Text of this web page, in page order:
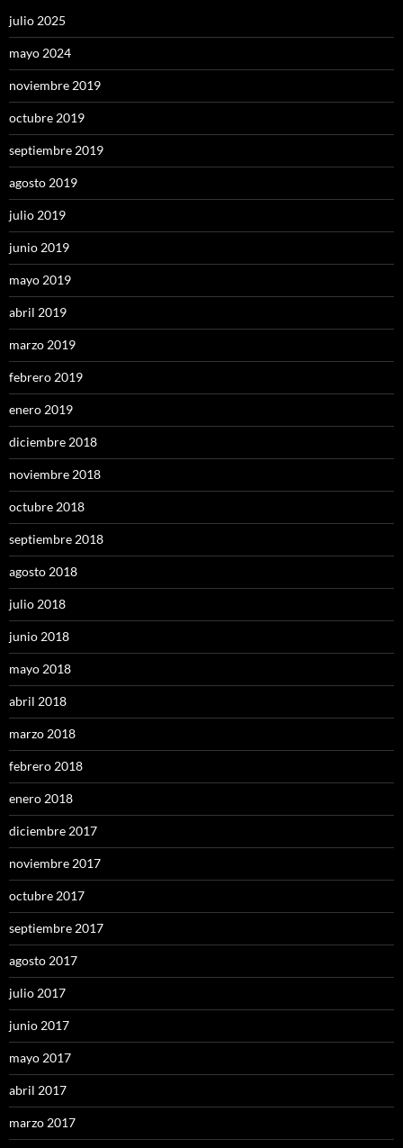
julio 2025
mayo 2024
noviembre 2019
octubre 2019
septiembre 2019
agosto 2019
julio 2019
junio 2019
mayo 2019
abril 2019
marzo 2019
febrero 2019
enero 2019
diciembre 2018
noviembre 2018
octubre 2018
septiembre 2018
agosto 2018
julio 2018
junio 2018
mayo 2018
abril 2018
marzo 2018
febrero 2018
enero 2018
diciembre 2017
noviembre 2017
octubre 2017
septiembre 2017
agosto 2017
julio 2017
junio 2017
mayo 2017
abril 2017
marzo 2017